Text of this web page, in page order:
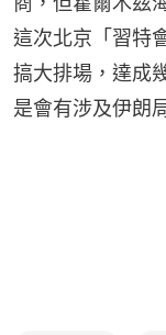
這次北京「習特
搞大排場，達成
是會有涉及伊朗